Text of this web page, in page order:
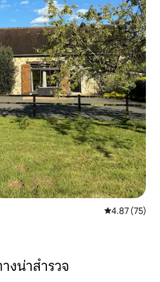
คะแนนเฉลี่ย
4.87 (75)
งน่าสำรวจ